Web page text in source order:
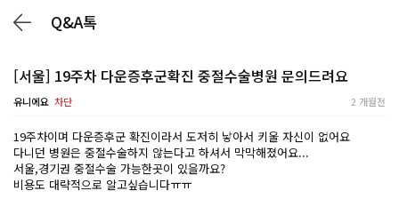
Q&A톡
[서울] 19주차 다운증후군확진 중절수술병원 문의드려요
유니에요 차단 2 개월전
19주차이며 다운증후군 확진이라서 도저히 낳아서 키울 자신이 없어요
다니던 병원은 중절수술하지 않는다고 하셔서 막막해졌어요...
서울,경기권 중절수술 가능한곳이 있을까요?
비용도 대략적으로 알고싶습니다ㅠㅠ